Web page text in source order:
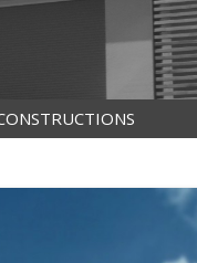
Aller au contenu principal
BISCARROSSE